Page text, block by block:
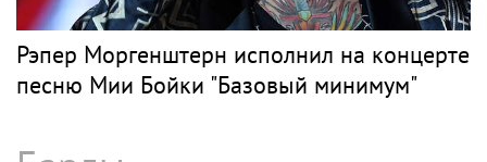
Рэпер Моргенштерн исполнил на концерте
песню Мии Бойки "Базовый минимум"